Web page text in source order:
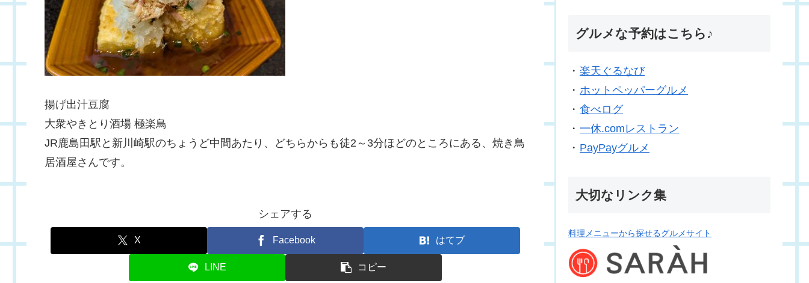
揚げ出汁豆腐
大衆やきとり酒場 極楽鳥
JR鹿島田駅と新川崎駅のちょうど中間あたり、どちらからも徒2～3分ほどのところにある、焼き鳥
居酒屋さんです。
シェアする
X Facebook はてブ
LINE コピー
グルメな予約はこちら♪
・ 楽天ぐるなび
・ ホットペッパーグルメ
・ 食べログ
・ 一休.comレストラン
・ PayPayグルメ
大切なリンク集
料理メニューから探せるグルメサイト